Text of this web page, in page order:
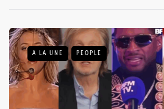
A LA UNE PEOPLE